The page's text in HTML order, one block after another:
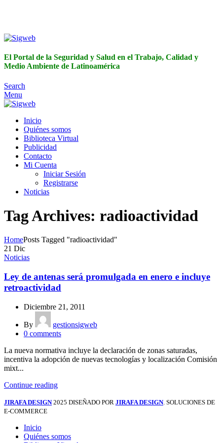
El Portal de la Seguridad y Salud en el Trabajo, Calidad y
Medio Ambiente de Latinoamérica
Search
Menu
Inicio
Quiénes somos
Biblioteca Virtual
Publicidad
Contacto
Mi Cuenta
Iniciar Sesión
Registrarse
Noticias
Tag Archives: radioactividad
HomePosts Tagged "radioactividad"
21 Dic
Noticias
Ley de antenas será promulgada en enero e incluye
retroactividad
Diciembre 21, 2011
By
gestionsigweb
0 comments
La nueva normativa incluye la declaración de zonas saturadas,
incentiva la adopción de nuevas tecnologías y localización Comisión
mixt...
Continue reading
JIRAFA DESIGN 2025 DISEÑADO POR JIRAFA DESIGN. SOLUCIONES DE
E-COMMERCE
Inicio
Quiénes somos